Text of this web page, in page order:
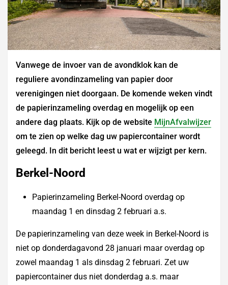
Vanwege de invoer van de avondklok kan de
reguliere avondinzameling van papier door
verenigingen niet doorgaan. De komende weken vindt
de papierinzameling overdag en mogelijk op een
andere dag plaats. Kijk op de website MijnAfvalwijzer
om te zien op welke dag uw papiercontainer wordt
geleegd. In dit bericht leest u wat er wijzigt per kern.
Berkel-Noord
Papierinzameling Berkel-Noord overdag op
maandag 1 en dinsdag 2 februari a.s.
De papierinzameling van deze week in Berkel-Noord is
niet op donderdagavond 28 januari maar overdag op
zowel maandag 1 als dinsdag 2 februari. Zet uw
papiercontainer dus niet donderdag a.s. maar